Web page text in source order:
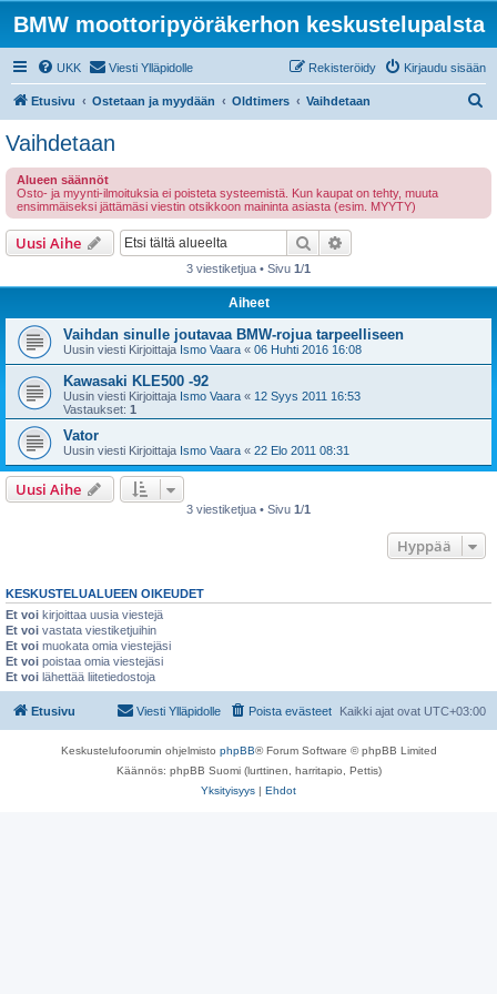
BMW moottoripyöräkerhon keskustelupalsta
UKK Viesti Ylläpidolle Kirjaudu sisään
Rekisteröidy
Etusivu Ostetaan ja myydään Oldtimers Vaihdetaan
Vaihdetaan
Alueen säännöt
Osto- ja myynti-ilmoituksia ei poisteta systeemistä. Kun kaupat on tehty, muuta
ensimmäiseksi jättämäsi viestin otsikkoon maininta asiasta (esim. MYYTY)
Uusi Aihe Etsi
3 viestiketjua • Sivu 1/1
Aiheet
Vaihdan sinulle joutavaa BMW-rojua tarpeelliseen
Uusin viesti Kirjoittaja Ismo Vaara « 06 Huhti 2016 16:08
Kawasaki KLE500 -92
Uusin viesti Kirjoittaja Ismo Vaara « 12 Syys 2011 16:53
Vastaukset: 1
Vator
Uusin viesti Kirjoittaja Ismo Vaara « 22 Elo 2011 08:31
Uusi Aihe
3 viestiketjua • Sivu 1/1
Hyppää
KESKUSTELUALUEEN OIKEUDET
Et voi kirjoittaa uusia viestejä
Et voi vastata viestiketjuihin
Et voi muokata omia viestejäsi
Et voi poistaa omia viestejäsi
Et voi lähettää liitetiedostoja
Etusivu Kaikki ajat ovat UTC+03:00
Poista evästeet
Viesti Ylläpidolle
Keskustelufoorumin ohjelmisto phpBB® Forum Software © phpBB Limited
Käännös: phpBB Suomi (lurttinen, harritapio, Pettis)
Yksityisyys | Ehdot